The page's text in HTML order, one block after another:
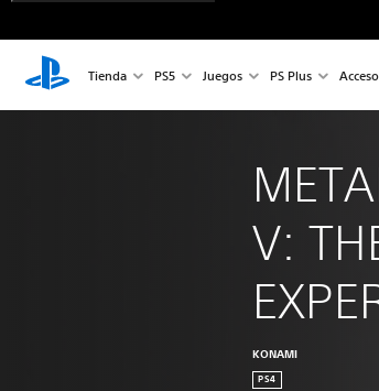
Tienda PS5 Juegos PS Plus
V:
KONAMI
PS4